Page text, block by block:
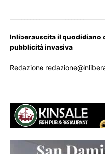
Inliberauscita il quodidiano
pubblicità invasiva
Redazione